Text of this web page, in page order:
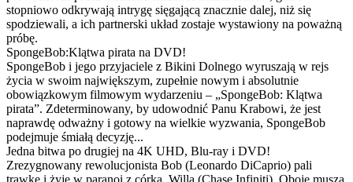
stopniowo odkrywają intrygę sięgającą znacznie dalej, niż się
spodziewali, a ich partnerski układ zostaje wystawiony na poważną
próbę.
SpongeBob:Klątwa pirata na DVD!
SpongeBob i jego przyjaciele z Bikini Dolnego wyruszają w rejs
życia w swoim największym, zupełnie nowym i absolutnie
obowiązkowym filmowym wydarzeniu – „SpongeBob: Klątwa
pirata”. Zdeterminowany, by udowodnić Panu Krabowi, że jest
naprawdę odważny i gotowy na wielkie wyzwania, SpongeBob
podejmuje śmiałą decyzję...
Jedna bitwa po drugiej na 4K UHD, Blu-ray i DVD!
Zrezygnowany rewolucjonista Bob (Leonardo DiCaprio) pali
trawkę i żyje w paranoi z córką, Willą (Chase Infiniti). Oboje muszą